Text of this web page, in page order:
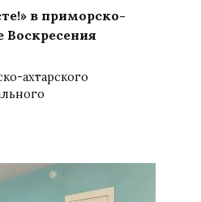
в приморско-
Воскресения
ахтарского